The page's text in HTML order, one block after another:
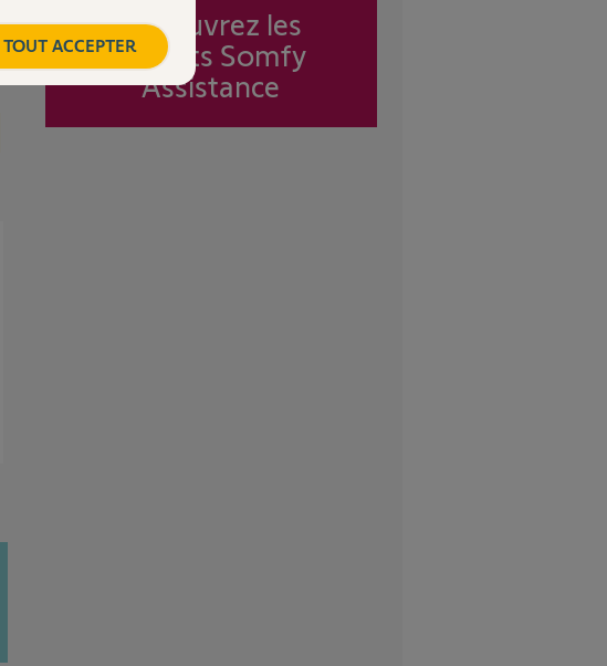
Découvrez les
forfaits Somfy
Assistance
TOUT ACCEPTER